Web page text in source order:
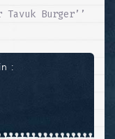
Burger’’
: